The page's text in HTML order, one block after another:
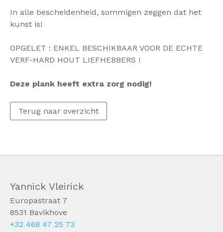
In alle bescheidenheid, sommigen zeggen dat het
kunst is!
OPGELET : ENKEL BESCHIKBAAR VOOR DE ECHTE
VERF-HARD HOUT LIEFHEBBERS !
Deze plank heeft extra zorg nodig!
Terug naar overzicht
Yannick Vleirick
Europastraat 7
8531 Bavikhove
+32 468 47 25 73